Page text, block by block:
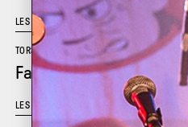
LES MER
TORSDAG 22.10 • SANDEN SCENE
Faen då, Martha!
LES MER